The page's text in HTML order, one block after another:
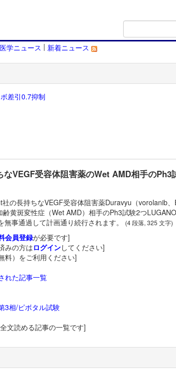
医学ニュース | 新着ニュース
差引0.7抑制
VEGF受容体阻害薬のWet AMD相手のPh3
の長持ちなVEGF受容体阻害薬Duravyu（vorolanib、
黄斑変性症（Wet AMD）相手のPh3試験2つ
無事通過して計画通り続行されます。
(4 段落, 325 文字)
会員登録が必要です]
みの方はログインしてください]
料）をご利用ください]
れた記事一覧
3相/ピボタル試験
文読める記事の一覧です]